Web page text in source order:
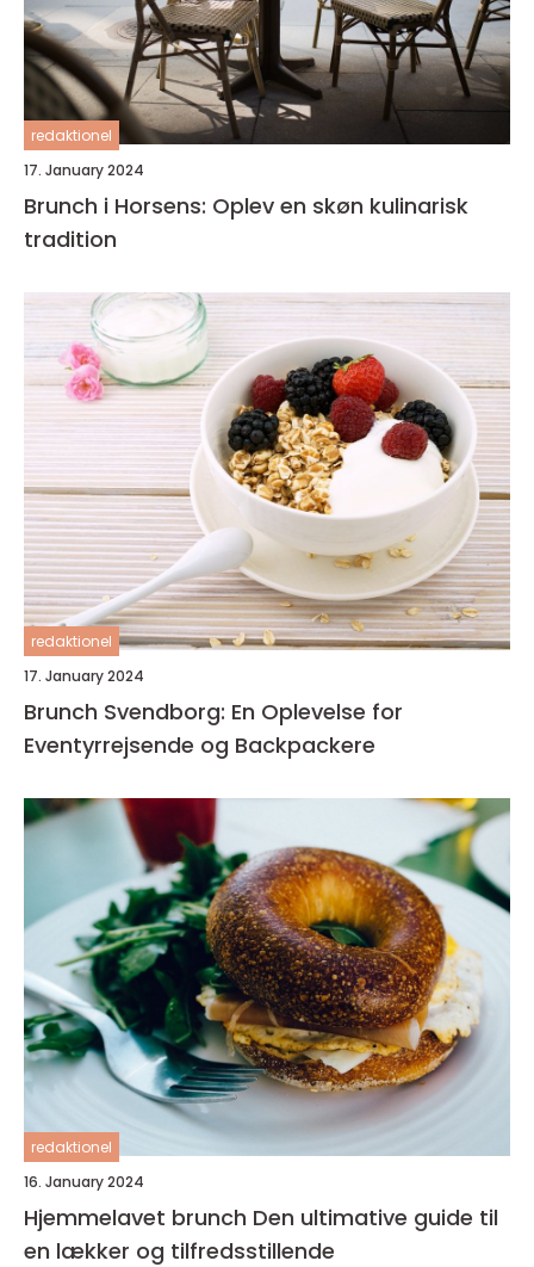
redaktionel
17. January 2024
Brunch i Horsens: Oplev en skøn kulinarisk
tradition
redaktionel
17. January 2024
Brunch Svendborg: En Oplevelse for
Eventyrrejsende og Backpackere
redaktionel
16. January 2024
Hjemmelavet brunch Den ultimative guide til
en lækker og tilfredsstillende